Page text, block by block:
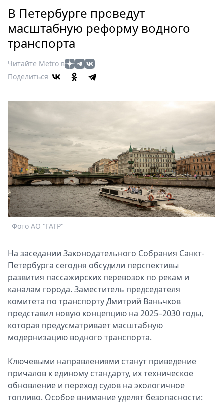
Россия
Мир
Здоровье
Туризм
Мода
Театр
Книги
Выставки
Пресс-
релизы
О
Metro
Стримы
Выборы
2026
Скачай
Metro
В Петербурге проведут
масштабную реформу водного
транспорта
Читайте Metro в
Поделиться
Фото АО "ГАТР"
На заседании Законодательного Собрания Санкт-
Петербурга сегодня обсудили перспективы
развития пассажирских перевозок по рекам и
каналам города. Заместитель председателя
комитета по транспорту Дмитрий Ваньчков
представил новую концепцию на 2025–2030 годы,
которая предусматривает масштабную
модернизацию водного транспорта.
Ключевыми направлениями станут приведение
причалов к единому стандарту, их техническое
обновление и переход судов на экологичное
топливо. Особое внимание уделят безопасности: